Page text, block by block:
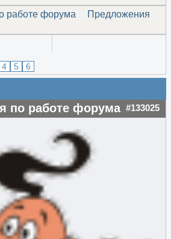
работе форума
Предложения
4 5 6
по работе форума #133025